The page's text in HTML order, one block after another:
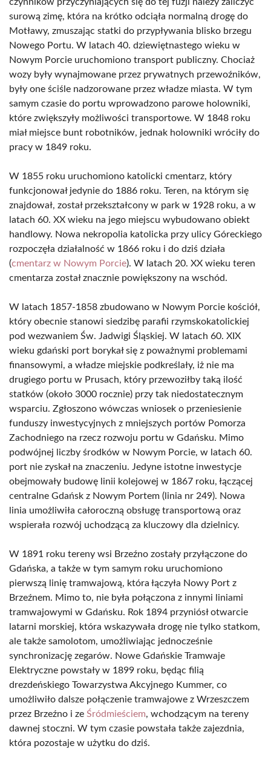
surową zimę, która na krótko odciąła normalną drogę do
Motławy, zmuszając statki do przypływania blisko brzegu
Nowego Portu. W latach 40. dziewiętnastego wieku w
Nowym Porcie uruchomiono transport publiczny. Chociaż
wozy były wynajmowane przez prywatnych przewoźników,
były one ściśle nadzorowane przez władze miasta. W tym
samym czasie do portu wprowadzono parowe holowniki,
które zwiększyły możliwości transportowe. W 1848 roku
miał miejsce bunt robotników, jednak holowniki wróciły do
pracy w 1849 roku.
W 1855 roku uruchomiono katolicki cmentarz, który
funkcjonował jedynie do 1886 roku. Teren, na którym się
znajdował, został przekształcony w park w 1928 roku, a w
latach 60. XX wieku na jego miejscu wybudowano obiekt
handlowy. Nowa nekropolia katolicka przy ulicy Góreckiego
rozpoczęła działalność w 1866 roku i do dziś działa
(cmentarz w Nowym Porcie). W latach 20. XX wieku teren
cmentarza został znacznie powiększony na wschód.
W latach 1857-1858 zbudowano w Nowym Porcie kościół,
który obecnie stanowi siedzibę parafii rzymskokatolickiej
pod wezwaniem Św. Jadwigi Śląskiej. W latach 60. XIX
wieku gdański port borykał się z poważnymi problemami
finansowymi, a władze miejskie podkreślały, iż nie ma
drugiego portu w Prusach, który przewoziłby taką ilość
statków (około 3000 rocznie) przy tak niedostatecznym
wsparciu. Zgłoszono wówczas wniosek o przeniesienie
funduszy inwestycyjnych z mniejszych portów Pomorza
Zachodniego na rzecz rozwoju portu w Gdańsku. Mimo
podwójnej liczby środków w Nowym Porcie, w latach 60.
port nie zyskał na znaczeniu. Jedyne istotne inwestycje
obejmowały budowę linii kolejowej w 1867 roku, łączącej
centralne Gdańsk z Nowym Portem (linia nr 249). Nowa
linia umożliwiła całoroczną obsługę transportową oraz
wspierała rozwój uchodzącą za kluczowy dla dzielnicy.
W 1891 roku tereny wsi Brzeźno zostały przyłączone do
Gdańska, a także w tym samym roku uruchomiono
pierwszą linię tramwajową, która łączyła Nowy Port z
Brzeźnem. Mimo to, nie była połączona z innymi liniami
tramwajowymi w Gdańsku. Rok 1894 przyniósł otwarcie
latarni morskiej, która wskazywała drogę nie tylko statkom,
ale także samolotom, umożliwiając jednocześnie
synchronizację zegarów. Nowe Gdańskie Tramwaje
Elektryczne powstały w 1899 roku, będąc filią
drezdeńskiego Towarzystwa Akcyjnego Kummer, co
umożliwiło dalsze połączenie tramwajowe z Wrzeszczem
przez Brzeźno i ze Śródmieściem, wchodzącym na tereny
dawnej stoczni. W tym czasie powstała także zajezdnia,
która pozostaje w użytku do dziś.